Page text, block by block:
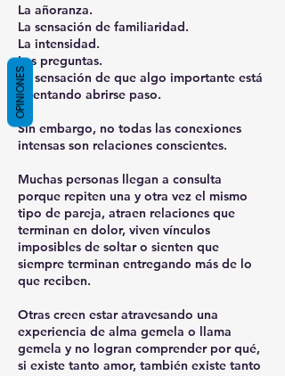
La añoranza.
La sensación de familiaridad.
La intensidad.
Las preguntas.
La sensación de que algo importante está
intentando abrirse paso.
Sin embargo, no todas las conexiones
intensas son relaciones conscientes.
Muchas personas llegan a consulta
porque repiten una y otra vez el mismo
tipo de pareja, atraen relaciones que
terminan en dolor, viven vínculos
imposibles de soltar o sienten que
siempre terminan entregando más de lo
que reciben.
Otras creen estar atravesando una
experiencia de alma gemela o llama
gemela y no logran comprender por qué,
si existe tanto amor, también existe tanto
OPINIONES